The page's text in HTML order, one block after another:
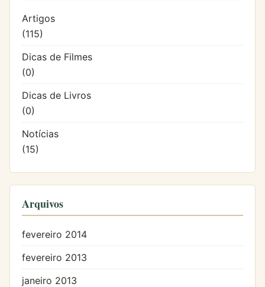
Artigos
(115)
Dicas de Filmes
(0)
Dicas de Livros
(0)
Notícias
(15)
Arquivos
fevereiro 2014
fevereiro 2013
janeiro 2013